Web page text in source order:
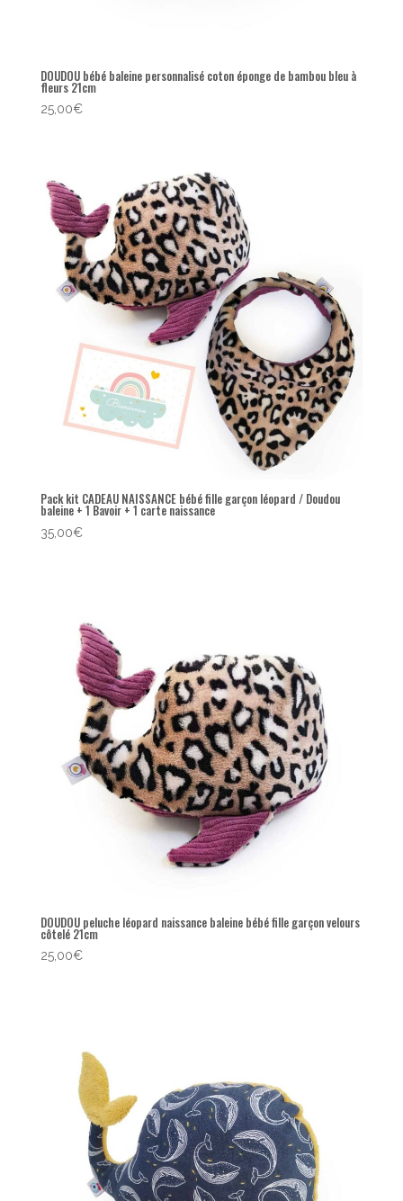
DOUDOU bébé baleine personnalisé coton éponge de bambou bleu à
fleurs 21cm
25,00€
Pack kit CADEAU NAISSANCE bébé fille garçon léopard / Doudou
baleine + 1 Bavoir + 1 carte naissance
35,00€
DOUDOU peluche léopard naissance baleine bébé fille garçon velours
côtelé 21cm
25,00€